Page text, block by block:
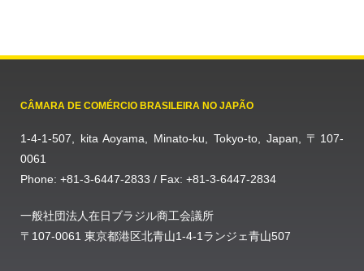
CÂMARA DE COMÉRCIO BRASILEIRA NO JAPÃO
1-4-1-507, kita Aoyama, Minato-ku, Tokyo-to, Japan, 〒107-
0061
Phone: +81-3-6447-2833 / Fax: +81-3-6447-2834
一般社団法人在日ブラジル商工会議所
〒107-0061 東京都港区北青山1-4-1ランジェ青山507